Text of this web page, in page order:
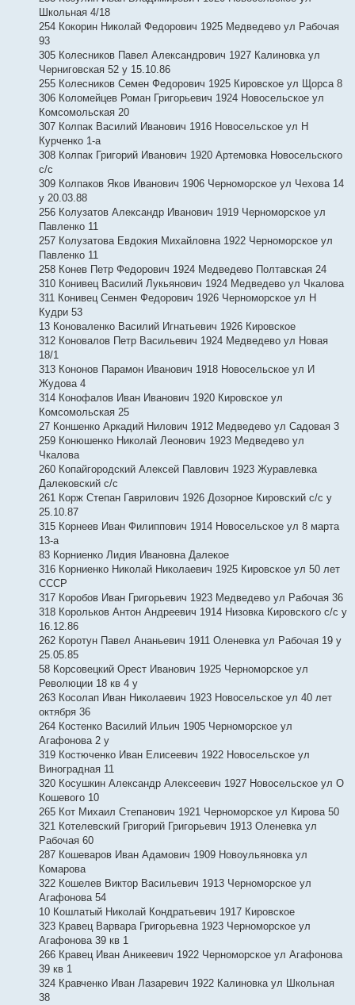
Школьная 4/18
254 Кокорин Николай Федорович 1925 Медведево ул Рабочая
93
305 Колесников Павел Александрович 1927 Калиновка ул
Черниговская 52 у 15.10.86
255 Колесников Семен Федорович 1925 Кировское ул Щорса 8
306 Коломейцев Роман Григорьевич 1924 Новосельское ул
Комсомольская 20
307 Колпак Василий Иванович 1916 Новосельское ул Н
Курченко 1-а
308 Колпак Григорий Иванович 1920 Артемовка Новосельского
с/с
309 Колпаков Яков Иванович 1906 Черноморское ул Чехова 14
у 20.03.88
256 Колузатов Александр Иванович 1919 Черноморское ул
Павленко 11
257 Колузатова Евдокия Михайловна 1922 Черноморское ул
Павленко 11
258 Конев Петр Федорович 1924 Медведево Полтавская 24
310 Конивец Василий Лукьянович 1924 Медведево ул Чкалова
311 Конивец Сенмен Федорович 1926 Черноморское ул Н
Кудри 53
13 Коноваленко Василий Игнатьевич 1926 Кировское
312 Коновалов Петр Васильевич 1924 Медведево ул Новая
18/1
313 Кононов Парамон Иванович 1918 Новосельское ул И
Жудова 4
314 Конофалов Иван Иванович 1920 Кировское ул
Комсомольская 25
27 Коншенко Аркадий Нилович 1912 Медведево ул Садовая 3
259 Конюшенко Николай Леонович 1923 Медведево ул
Чкалова
260 Копайгородский Алексей Павлович 1923 Журавлевка
Далековский с/с
261 Корж Степан Гаврилович 1926 Дозорное Кировский с/с у
25.10.87
315 Корнеев Иван Филиппович 1914 Новосельское ул 8 марта
13-а
83 Корниенко Лидия Ивановна Далекое
316 Корниенко Николай Николаевич 1925 Кировское ул 50 лет
СССР
317 Коробов Иван Григорьевич 1923 Медведево ул Рабочая 36
318 Корольков Антон Андреевич 1914 Низовка Кировского с/с у
16.12.86
262 Коротун Павел Ананьевич 1911 Оленевка ул Рабочая 19 у
25.05.85
58 Корсовецкий Орест Иванович 1925 Черноморское ул
Революции 18 кв 4 у
263 Косолап Иван Николаевич 1923 Новосельское ул 40 лет
октября 36
264 Костенко Василий Ильич 1905 Черноморское ул
Агафонова 2 у
319 Костюченко Иван Елисеевич 1922 Новосельское ул
Виноградная 11
320 Косушкин Александр Алексеевич 1927 Новосельское ул О
Кошевого 10
265 Кот Михаил Степанович 1921 Черноморское ул Кирова 50
321 Котелевский Григорий Григорьевич 1913 Оленевка ул
Рабочая 60
287 Кошеваров Иван Адамович 1909 Новоульяновка ул
Комарова
322 Кошелев Виктор Васильевич 1913 Черноморское ул
Агафонова 54
10 Кошлатый Николай Кондратьевич 1917 Кировское
323 Кравец Варвара Григорьевна 1923 Черноморское ул
Агафонова 39 кв 1
266 Кравец Иван Аникеевич 1922 Черноморское ул Агафонова
39 кв 1
324 Кравченко Иван Лазаревич 1922 Калиновка ул Школьная
38